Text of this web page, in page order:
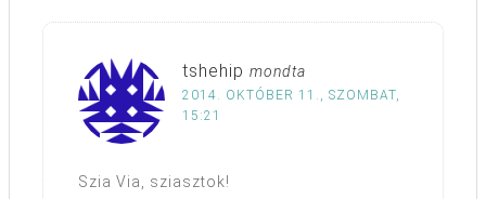
tshehip mondta
2014. OKTÓBER 11., SZOMBAT,
15:21
Szia Via, sziasztok!